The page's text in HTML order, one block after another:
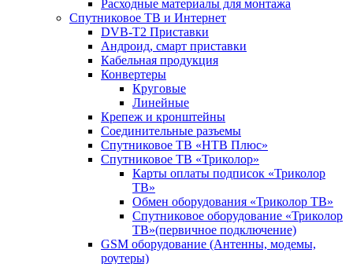
Расходные материалы для монтажа
Спутниковое ТВ и Интернет
DVB-Т2 Приставки
Андроид, смарт приставки
Кабельная продукция
Конвертеры
Круговые
Линейные
Крепеж и кронштейны
Соединительные разъемы
Спутниковое ТВ «НТВ Плюс»
Спутниковое ТВ «Триколор»
Карты оплаты подписок «Триколор
ТВ»
Обмен оборудования «Триколор ТВ»
Спутниковое оборудование «Триколор
ТВ»(первичное подключение)
GSM оборудование (Антенны, модемы,
роутеры)